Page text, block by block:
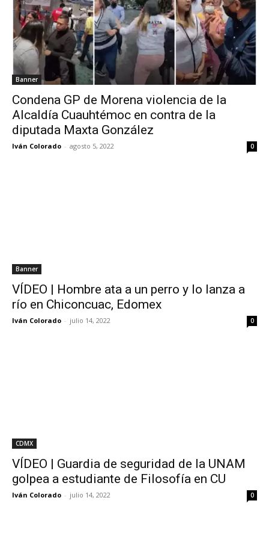
Banner
Condena GP de Morena violencia de la
Alcaldía Cuauhtémoc en contra de la
diputada Maxta González
Iván Colorado - agosto 5, 2022 0
Banner
VÍDEO | Hombre ata a un perro y lo lanza a
río en Chiconcuac, Edomex
Iván Colorado - julio 14, 2022 0
CDMX
VÍDEO | Guardia de seguridad de la UNAM
golpea a estudiante de Filosofía en CU
Iván Colorado - julio 14, 2022 0